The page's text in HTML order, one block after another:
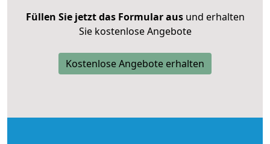
Füllen Sie jetzt das Formular ausund erhalten
Sie kostenlose Angebote
Kostenlose Angebote erhalten